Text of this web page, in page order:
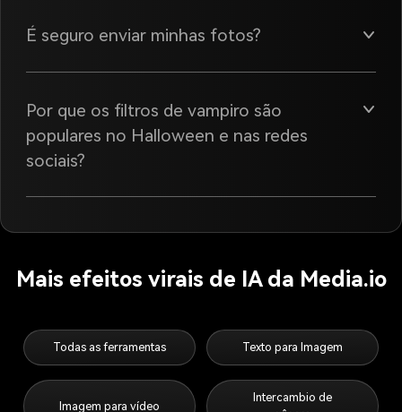
É seguro enviar minhas fotos?
Por que os filtros de vampiro são
populares no Halloween e nas redes
sociais?
Mais efeitos virais de IA da Media.io
Todas as ferramentas Texto para Imagem
Imagem para vídeo
Intercambio de